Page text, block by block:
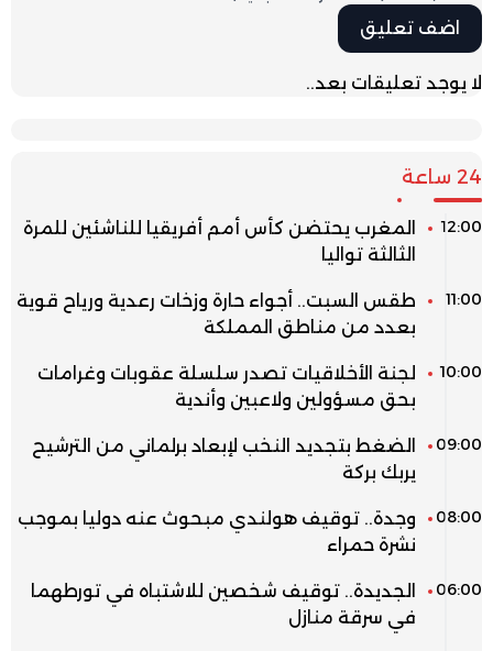
لا يوجد تعليقات بعد..
24 ساعة
12:00
المغرب يحتضن كأس أمم أفريقيا للناشئين للمرة
الثالثة تواليا
11:00
طقس السبت.. أجواء حارة وزخات رعدية ورياح قوية
بعدد من مناطق المملكة
10:00
لجنة الأخلاقيات تصدر سلسلة عقوبات وغرامات
بحق مسؤولين ولاعبين وأندية
09:00
الضغط بتجديد النخب لإبعاد برلماني من الترشيح
يربك بركة
08:00
وجدة.. توقيف هولندي مبحوث عنه دوليا بموجب
نشرة حمراء
06:00
الجديدة.. توقيف شخصين للاشتباه في تورطهما
في سرقة منازل